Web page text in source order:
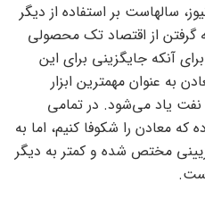
سالهاست بر استفاده از دیگر
گرفتن از اقتصاد تک محصولی
آنکه جایگزینی برای این
به عنوان مهمترین ابزار
نفت یاد می‌شود. در تمامی
معادن را شکوفا کنیم، اما به
مختص شده و کمتر به دیگر